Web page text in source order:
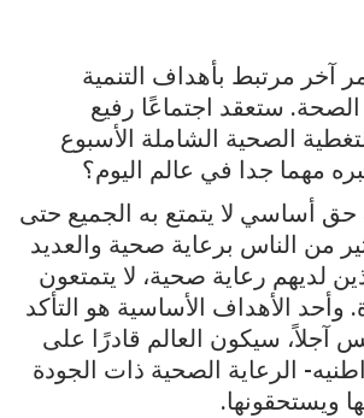
آخر مرتبط بأهداف التنمية
ستعقد اجتماعًا رفيع
الصحية الشاملة الأسبوع
مهما جدا في عالم اليوم؟
حق أساسي لا يتمتع به الجميع حتى
من الناس برعاية صحية والعديد
لديهم رعاية صحية، لا يتمتعون
وأحد الأهداف الأساسية هو التأكد
آجلاً، سيكون العالم قادرًا على
الرعاية الصحية ذات الجودة
ويستحقونها.